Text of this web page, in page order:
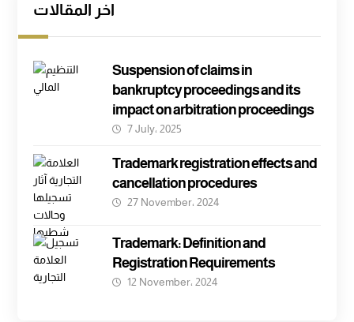
اخر المقالات
Suspension of claims in
bankruptcy proceedings and its
impact on arbitration proceedings
7 July، 2025
Trademark registration effects and
cancellation procedures
27 November، 2024
Trademark: Definition and
Registration Requirements
12 November، 2024